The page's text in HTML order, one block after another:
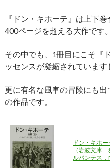
『ドン・キホーテ』は上下
400ページを超える大作です。
その中でも、1冊目にこそ『
ッセンスが凝縮されています
更に有名な風車の冒険にも
の作品です。
ドン・キホ
（岩波文庫
ルバンテス，